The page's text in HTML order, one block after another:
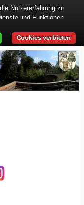
Nutzererfahrung zu
und Funktionen
Cookies verbieten